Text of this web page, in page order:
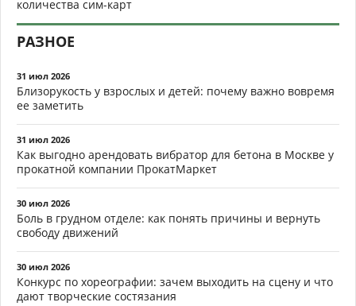
количества сим-карт
РАЗНОЕ
31 июл 2026
Близорукость у взрослых и детей: почему важно вовремя
ее заметить
31 июл 2026
Как выгодно арендовать вибратор для бетона в Москве у
прокатной компании ПрокатМаркет
30 июл 2026
Боль в грудном отделе: как понять причины и вернуть
свободу движений
30 июл 2026
Конкурс по хореографии: зачем выходить на сцену и что
дают творческие состязания